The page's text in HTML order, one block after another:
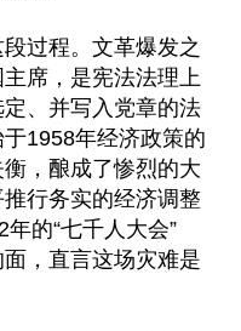
过程。文革爆发之
席，是宪法法理上
、并写入党章的法
1958年经济政策的
，酿成了惨烈的大
行务实的经济调整
的“七千人大会”
，直言这场灾难是